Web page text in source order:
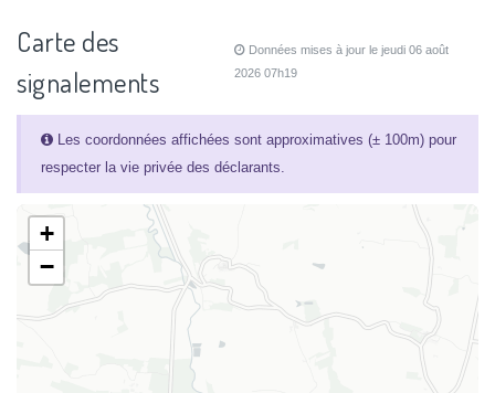
Carte des
signalements
Données mises à jour le jeudi 06 août
2026 07h19
Les coordonnées affichées sont approximatives (± 100m) pour
respecter la vie privée des déclarants.
+
−